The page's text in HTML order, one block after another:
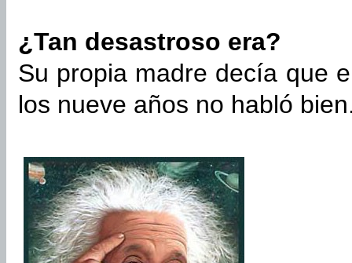
¿Tan desastroso era?
Su propia madre decía que
los nueve años no habló